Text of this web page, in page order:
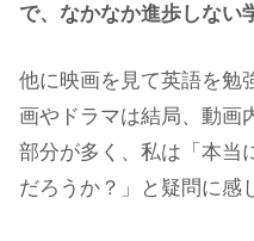
で、なかなか進歩しない
他に映画を見て英語を勉
画やドラマは結局、動画
部分が多く、私は「本当
だろうか？」と疑問に感